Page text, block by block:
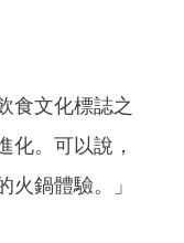
食文化標誌之
化。可以說，
火鍋體驗。」